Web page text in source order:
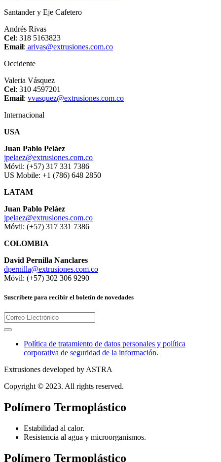
Santander y Eje Cafetero
Andrés Rivas
Cel: 318 5163823
Email: arivas@extrusiones.com.co
Occidente
Valeria Vásquez
Cel: 310 4597201
Email: vvasquez@extrusiones.com.co
Internacional
USA
Juan Pablo Peláez
jpelaez@extrusiones.com.co
Móvil: (+57) 317 331 7386
US Mobile: +1 (786) 648 2850
LATAM
Juan Pablo Peláez
jpelaez@extrusiones.com.co
Móvil: (+57) 317 331 7386
COLOMBIA
David Pernilla Nanclares
dpernilla@extrusiones.com.co
Móvil: (+57) 302 306 9290
Suscríbete para recibir el boletín de novedades
Política de tratamiento de datos personales y política
corporativa de seguridad de la información.
Extrusiones developed by ASTRA
Copyright © 2023. All rights reserved.
Polímero Termoplástico
Estabilidad al calor.
Resistencia al agua y microorganismos.
Polímero Termoplástico